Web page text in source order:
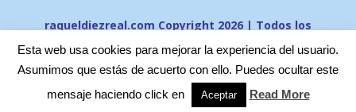
raqueldiezreal.com Copyright 2026 | Todos los
derechos reservados
Esta web usa cookies para mejorar la experiencia del usuario.
Asumimos que estás de acuerto con ello. Puedes ocultar este
mensaje haciendo click en
Aceptar Read More